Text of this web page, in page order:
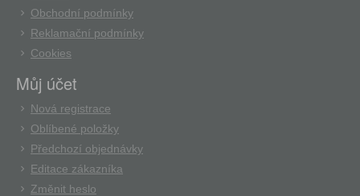
Obchodní podmínky
Reklamační podmínky
Cookies
Můj účet
Nová registrace
Oblíbené položky
Předchozí objednávky
Editace zákazníka
Změnit heslo